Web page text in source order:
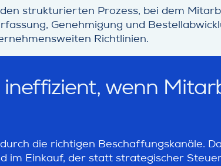
strukturierten Prozess, bei dem
Genehmigung und
Richtlinien.
wenn
die richtigen Beschaffungskanäle.
im Einkauf, der statt strategischer